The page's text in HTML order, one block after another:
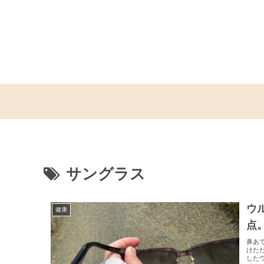
サングラス
健康
ウ
点
鼻あ
けた
した